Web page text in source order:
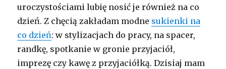
uroczystościami lubię nosić je również na co
dzień. Z chęcią zakładam modne sukienki na
co dzień: w stylizacjach do pracy, na spacer,
randkę, spotkanie w gronie przyjaciół,
imprezę czy kawę z przyjaciółką. Dzisiaj mam